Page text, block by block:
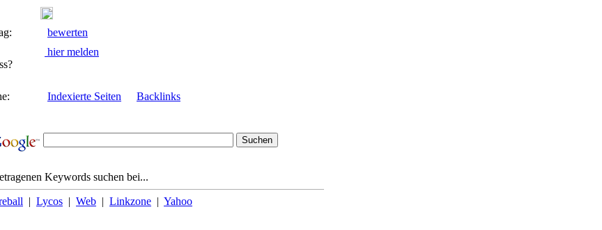
bewerten
hier melden
Indexierte Seiten Backlinks
Keywords suchen bei...
| Lycos | Web | Linkzone | Yahoo